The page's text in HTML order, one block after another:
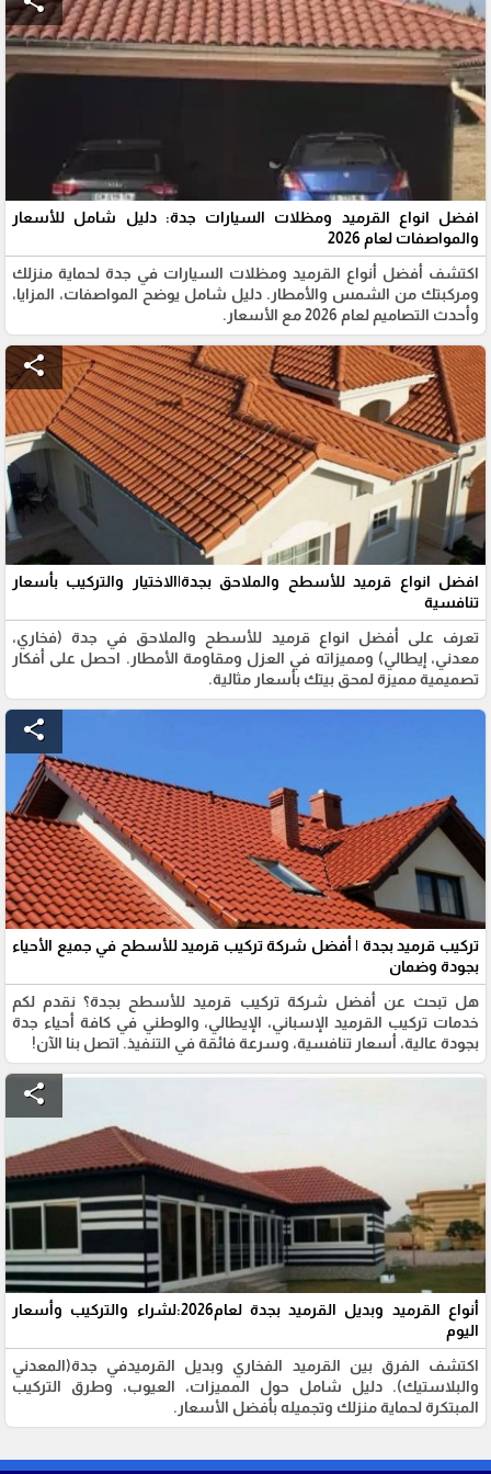
افضل انواع القرميد ومظلات السيارات جدة: دليل شامل للأسعار
والمواصفات لعام 2026
اكتشف أفضل أنواع القرميد ومظلات السيارات في جدة لحماية منزلك
ومركبتك من الشمس والأمطار. دليل شامل يوضح المواصفات، المزايا،
وأحدث التصاميم لعام 2026 مع الأسعار.
share
افضل انواع قرميد للأسطح والملاحق بجدة|الاختيار والتركيب بأسعار
تنافسية
تعرف على أفضل انواع قرميد للأسطح والملاحق في جدة (فخاري،
معدني، إيطالي) ومميزاته في العزل ومقاومة الأمطار. احصل على أفكار
تصميمية مميزة لمحق بيتك بأسعار مثالية.
share
تركيب قرميد بجدة | أفضل شركة تركيب قرميد للأسطح في جميع الأحياء
بجودة وضمان
هل تبحث عن أفضل شركة تركيب قرميد للأسطح بجدة؟ نقدم لكم
خدمات تركيب القرميد الإسباني، الإيطالي، والوطني في كافة أحياء جدة
بجودة عالية، أسعار تنافسية، وسرعة فائقة في التنفيذ. اتصل بنا الآن!
share
أنواع القرميد وبديل القرميد بجدة لعام2026:لشراء والتركيب وأسعار
اليوم
اكتشف الفرق بين القرميد الفخاري وبديل القرميدفي جدة(المعدني
والبلاستيك). دليل شامل حول المميزات، العيوب، وطرق التركيب
المبتكرة لحماية منزلك وتجميله بأفضل الأسعار.